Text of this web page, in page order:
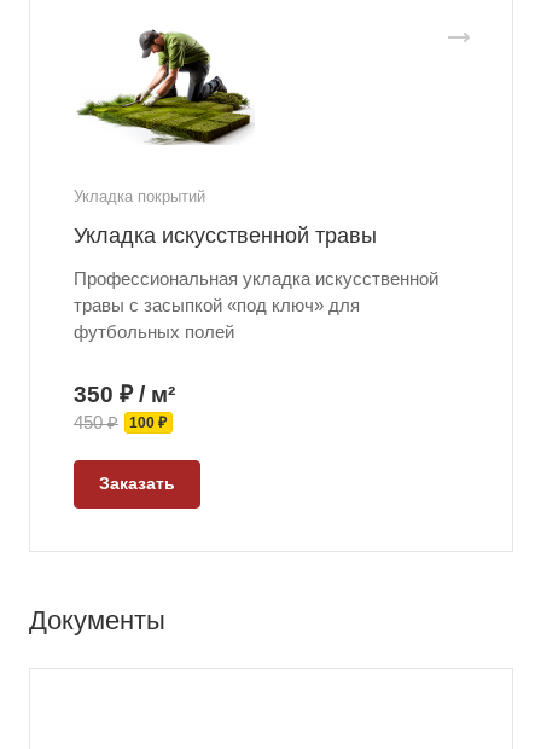
Укладка покрытий
Укладка искусственной травы
Профессиональная укладка искусственной
травы с засыпкой «под ключ» для
футбольных полей
350 ₽ / м²
450 ₽ 100 ₽
Заказать
Документы